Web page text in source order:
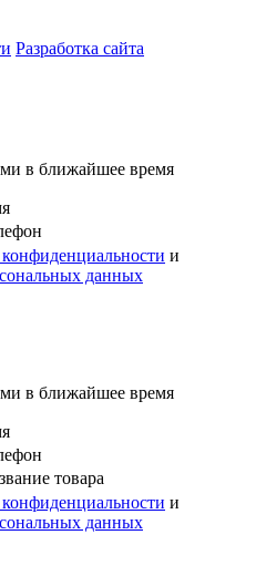
Разработка сайта
в ближайшее время
и
данных
в ближайшее время
товара
и
данных